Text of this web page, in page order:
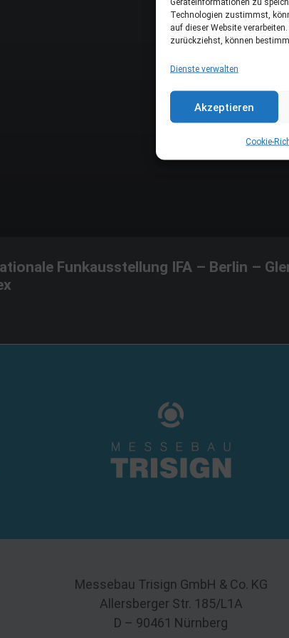
Technologien zustimmst,
auf dieser Website
zurückziehst, können
Dienste verwalten
Akzeptieren
Cookie-
Funkausstellung IFA – Berlin –
Messebau Trisign GmbH & Co. KG
Allersberger Str. 185/L1A
D – 90461 Nürnberg